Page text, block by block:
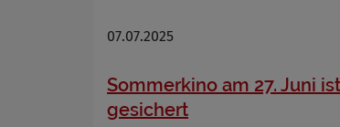
07.07.2025
Sommerkino am 27. Juni ist
gesichert